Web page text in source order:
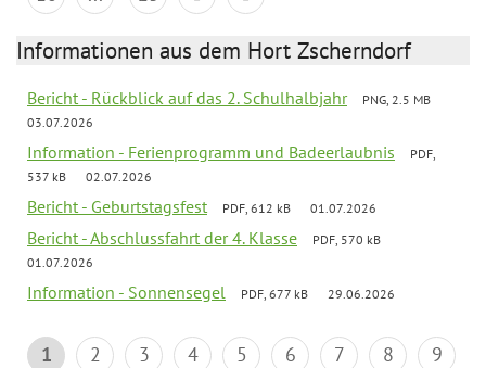
Informationen aus dem Hort Zscherndorf
Bericht - Rückblick auf das 2. Schulhalbjahr
PNG, 2.5 MB
03.07.2026
Information - Ferienprogramm und Badeerlaubnis
PDF,
537 kB
02.07.2026
Bericht - Geburtstagsfest PDF, 612 kB 01.07.2026
Bericht - Abschlussfahrt der 4. Klasse
PDF, 570 kB
01.07.2026
Information - Sonnensegel PDF, 677 kB 29.06.2026
1 2 3 4 5 6 7 8
9